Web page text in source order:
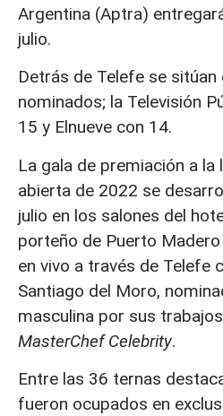
Argentina (Aptra)
julio.
Detrás de Telefe se
nominados; la Televisión
15 y Elnueve con 14.
La gala de premiación a la
abierta de 2022 se
julio en los salones del
porteño de Puerto
en vivo a través de Telefe
Santiago del Moro,
masculina por sus
MasterChef Celebrity.
Entre las 36 ternas
fueron ocupados en